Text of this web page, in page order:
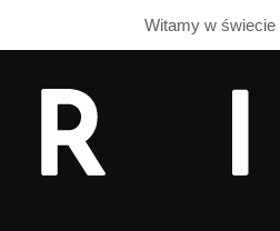
Witamy w świecie